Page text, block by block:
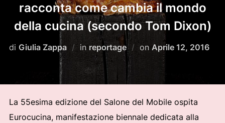
racconta come cambia il mondo
della cucina (secondo Tom Dixon)
di Giulia Zappa in reportage on Pubblicato
Aprile 12, 2016
La 55esima edizione del Salone del Mobile ospita
Eurocucina, manifestazione biennale dedicata alla